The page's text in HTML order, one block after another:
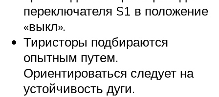
переключателя S1 в положение
«выкл».
Тиристоры подбираются
опытным путем.
Ориентироваться следует на
устойчивость дуги.